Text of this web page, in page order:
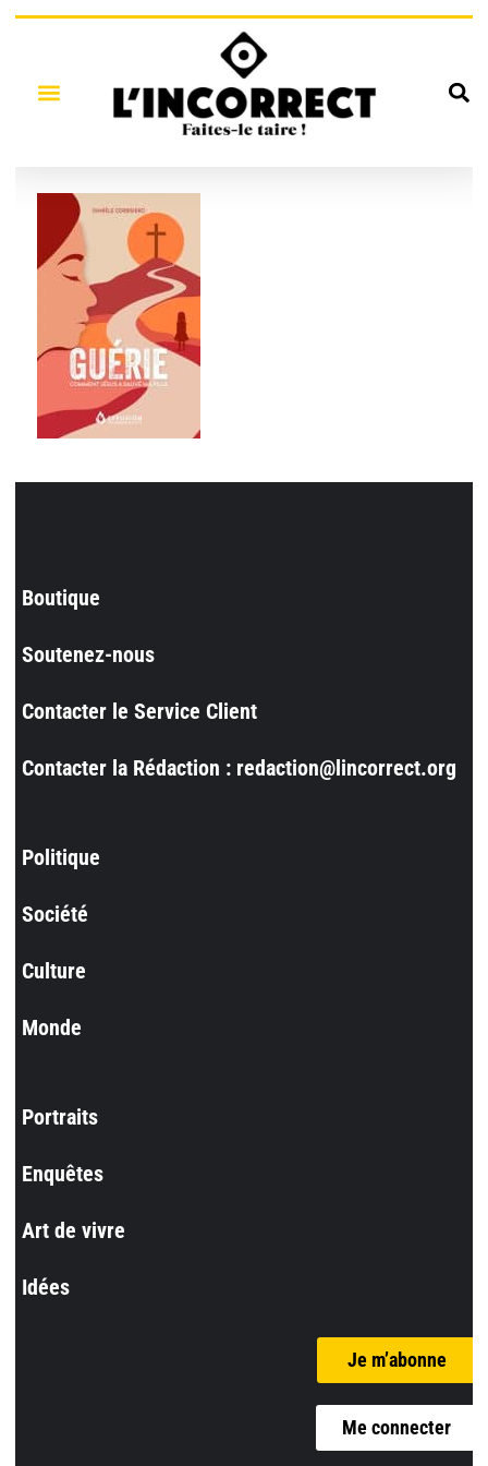
Boutique
Soutenez-nous
Contacter le Service Client
Contacter la Rédaction : redaction@lincorrect.org
Politique
Société
Culture
Monde
Portraits
Enquêtes
Art de vivre
Idées
Je m’abonne
Me connecter